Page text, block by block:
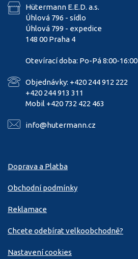
Hütermann E.E.D. a.s.
Úhlová 796 - sídlo
Úhlová 799 - expedice
148 00 Praha 4
Otevírací doba: Po-Pá 8:00-16:00
Objednávky: +420 244 912 222
+420 244 913 311
Mobil +420 732 422 463
info@hutermann.cz
Doprava a Platba
Obchodní podmínky
Reklamace
Chcete odebírat velkoobchodně?
Nastavení cookies